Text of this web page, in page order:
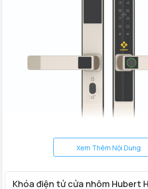
Khóa cửa nhôm Hubert HB CN39 Sand
Xem Thêm Nội Dung
Khóa điện tử cửa nhôm Hubert